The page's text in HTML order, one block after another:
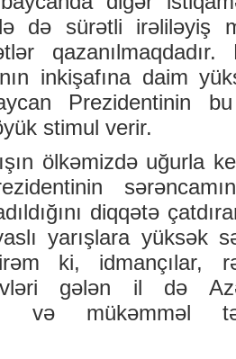
də sürətli irəliləyiş
qazanılmaqdadır.
inkişafına daim
Prezidentinin
stimul verir.
ölkəmizdə uğurla
diqqətə
yarışlara yüksək
ki, idmançılar,
gələn il də
və mükəmməl